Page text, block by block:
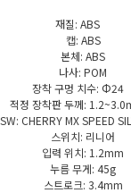
재질: ABS
캡: ABS
본체: ABS
나사: POM
장착 구멍 치수: Φ24
적정 장착판 두께:
CHERRY MX SPEED
스위치: 리니어
입력 위치: 1.2mm
누름 무게: 45g
스트로크: 3.4mm